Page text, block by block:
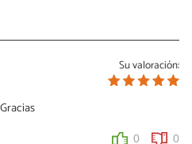
Su valoración:
0 0